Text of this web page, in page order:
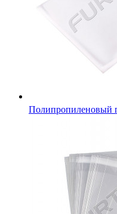
Полипропиленовый